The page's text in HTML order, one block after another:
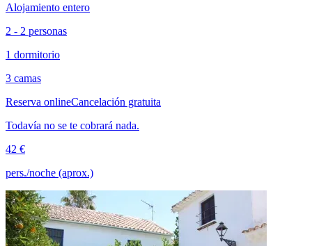
Alojamiento entero
2 - 2 personas
1 dormitorio
3 camas
Reserva onlineCancelación gratuita
Todavía no se te cobrará nada.
42 €
pers./noche (aprox.)